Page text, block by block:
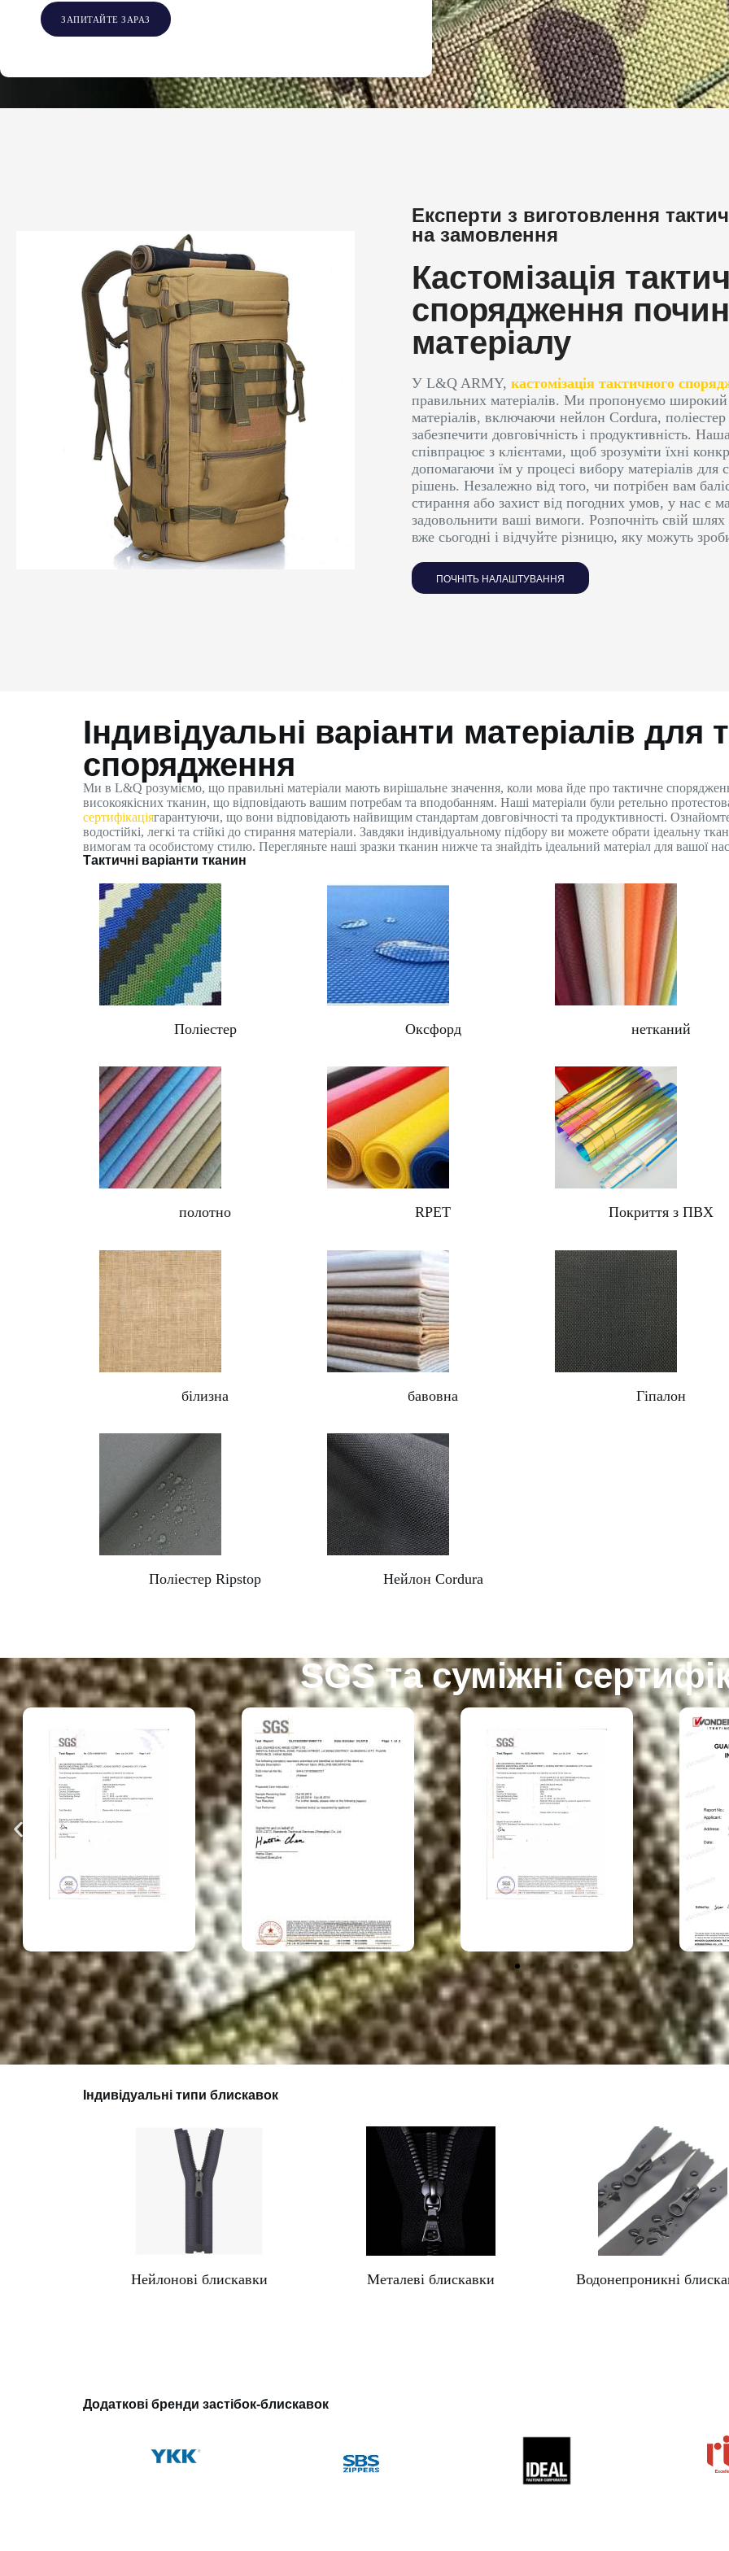
Finnish
Korean
Swedish
Indonesian
Italian
ЗАПИТАЙТЕ ЗАРАЗ
Експерти з виготовлення
на замовлення
Кастомізація
спорядження
матеріалу
У L&Q ARMY, кастомізація тактичного
правильних матеріалів. Ми пропонуємо широкий
матеріалів, включаючи нейлон Cordura,
забезпечити довговічність і продуктивність.
співпрацює з клієнтами, щоб зрозуміти їхні
допомагаючи їм у процесі вибору матеріалів для
рішень. Незалежно від того, чи потрібен вам
стирання або захист від погодних умов, у нас є
задовольнити ваші вимоги. Розпочніть свій шлях
вже сьогодні і відчуйте різницю, яку можуть
ПОЧНІТЬ НАЛАШТУВАННЯ
Індивідуальні варіанти матеріалів для
спорядження
Ми в L&Q розуміємо, що правильні матеріали мають вирішальне значення, коли мова йде про тактичне
високоякісних тканин, що відповідають вашим потребам та вподобанням. Наші матеріали були ретельно
сертифікаціягарантуючи, що вони відповідають найвищим стандартам довговічності та продуктивності.
водостійкі, легкі та стійкі до стирання матеріали. Завдяки індивідуальному підбору ви можете обрати ідеальну
вимогам та особистому стилю. Перегляньте наші зразки тканин нижче та знайдіть ідеальний матеріал для вашої
Тактичні варіанти тканин
Поліестер Оксфорд нетканий
полотно RPET Покриття з ПВХ
білизна бавовна Гіпалон
Поліестер Ripstop Нейлон Cordura
SGS та суміжні
Індивідуальні типи блискавок
Нейлонові блискавки Металеві блискавки Водонепроникні
Додаткові бренди застібок-блискавок